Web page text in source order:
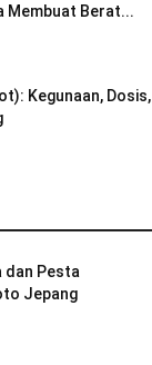
Membuat Berat...
Kegunaan, Dosis,
dan Pesta
Jepang